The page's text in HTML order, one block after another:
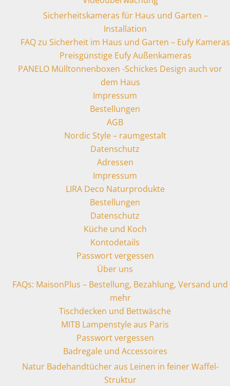
Sicherheitskameras für Haus und Garten –
Installation
FAQ zu Sicherheit im Haus und Garten – Eufy Kameras
Preisgünstige Eufy Außenkameras
PANELO Mülltonnenboxen -Schickes Design auch vor
dem Haus
Impressum
Bestellungen
AGB
Nordic Style – raumgestalt
Datenschutz
Adressen
Impressum
LIRA Deco Naturprodukte
Bestellungen
Datenschutz
Küche und Koch
Kontodetails
Passwort vergessen
Über uns
FAQs: MaisonPlus – Bestellung, Bezahlung, Versand und
mehr
Tischdecken und Bettwäsche
MITB Lampenstyle aus Paris
Passwort vergessen
Badregale und Accessoires
Natur Badehandtücher aus Leinen in feiner Waffel-
Struktur